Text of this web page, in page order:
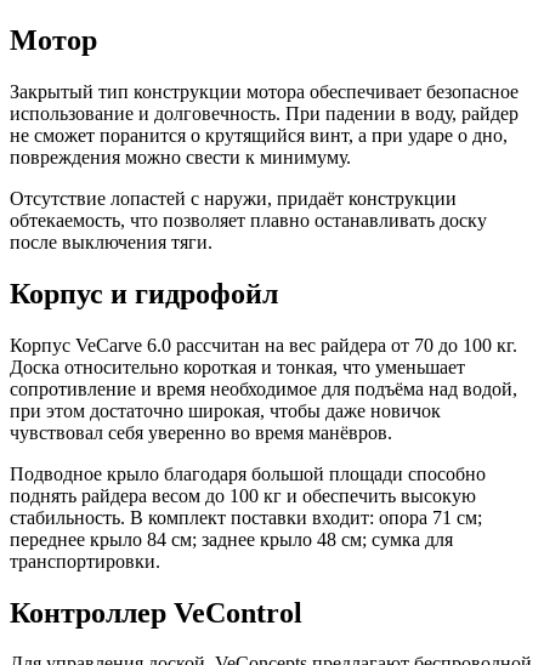
Мотор
Закрытый тип конструкции мотора обеспечивает безопасное
использование и долговечность. При падении в воду, райдер
не сможет поранится о крутящийся винт, а при ударе о дно,
повреждения можно свести к минимуму.
Отсутствие лопастей с наружи, придаёт конструкции
обтекаемость, что позволяет плавно останавливать доску
после выключения тяги.
Корпус и гидрофойл
Корпус VeCarve 6.0 рассчитан на вес райдера от 70 до 100 кг.
Доска относительно короткая и тонкая, что уменьшает
сопротивление и время необходимое для подъёма над водой,
при этом достаточно широкая, чтобы даже новичок
чувствовал себя уверенно во время манёвров.
Подводное крыло благодаря большой площади способно
поднять райдера весом до 100 кг и обеспечить высокую
стабильность. В комплект поставки входит: опора 71 см;
переднее крыло 84 см; заднее крыло 48 см; сумка для
транспортировки.
Контроллер VeControl